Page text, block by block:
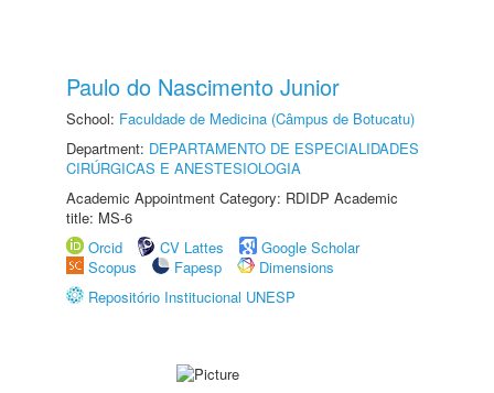
Paulo do Nascimento Junior
School: Faculdade de Medicina (Câmpus de Botucatu)
Department: DEPARTAMENTO DE ESPECIALIDADES
CIRÚRGICAS E ANESTESIOLOGIA
Academic Appointment Category: RDIDP Academic
title: MS-6
Orcid
CV Lattes
Google Scholar
Scopus
Fapesp
Dimensions
Repositório Institucional UNESP